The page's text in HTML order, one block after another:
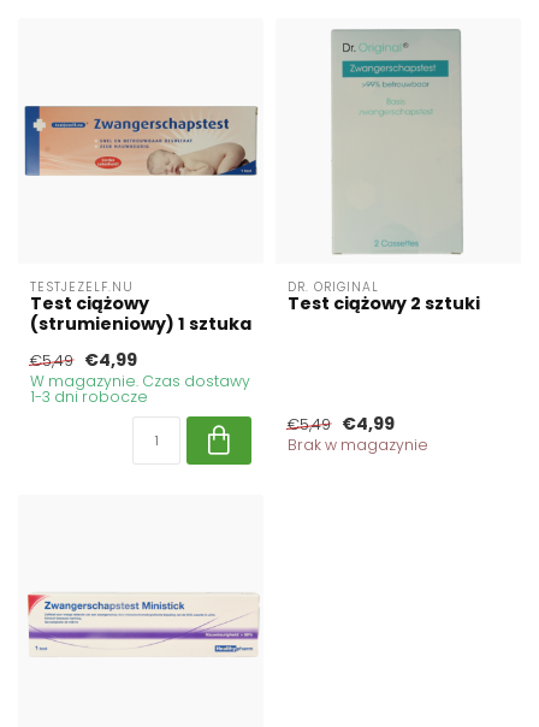
TESTJEZELF.NU
Test ciążowy
(strumieniowy) 1 sztuka
€5,49 €4,99
W magazynie. Czas dostawy
1-3 dni robocze
DR. ORIGINAL
Test ciążowy 2 sztuki
€5,49 €4,99
Brak w magazynie